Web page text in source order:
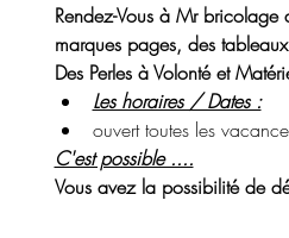
Rendez-Vous à Mr bricolage
marques pages, des
Des Perles à Volonté et
Les horaires / Dates :
ouvert toutes les
C'est possible ....
Vous avez la possibilité de